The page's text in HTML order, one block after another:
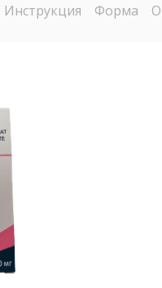
Инструкция Форма